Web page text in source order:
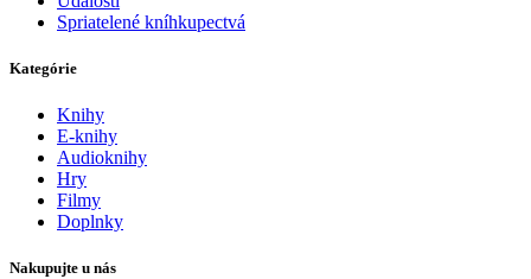
Spriatelené kníhkupectvá
Kategórie
Knihy
E-knihy
Audioknihy
Hry
Filmy
Doplnky
Nakupujte u nás